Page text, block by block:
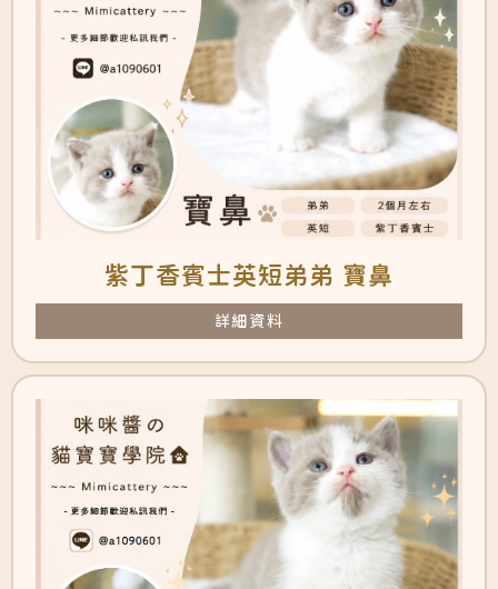
紫丁香賓士英短弟弟 寶鼻
詳細資料